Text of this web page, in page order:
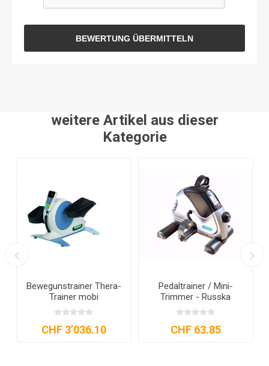
BEWERTUNG ÜBERMITTELN
weitere Artikel aus dieser
Kategorie
Bewegunstrainer Thera-
Trainer mobi
CHF 3’036.10
Pedaltrainer / Mini-
Trimmer - Russka
CHF 63.85